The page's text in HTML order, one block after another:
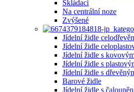
Skládací
Na centrální noze
Zvýšené
Jídelní židle
Jídelní židle
Jídelní židle s
Jídelní židle s
Jídelní židle s
Barové židle
Jídelní židle s